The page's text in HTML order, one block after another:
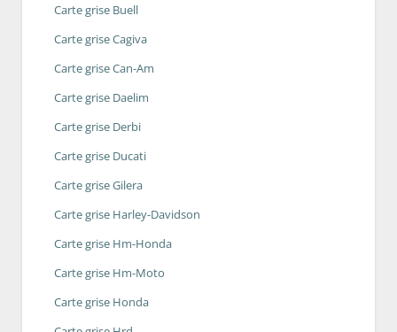
Carte grise Buell
Carte grise Cagiva
Carte grise Can-Am
Carte grise Daelim
Carte grise Derbi
Carte grise Ducati
Carte grise Gilera
Carte grise Harley-Davidson
Carte grise Hm-Honda
Carte grise Hm-Moto
Carte grise Honda